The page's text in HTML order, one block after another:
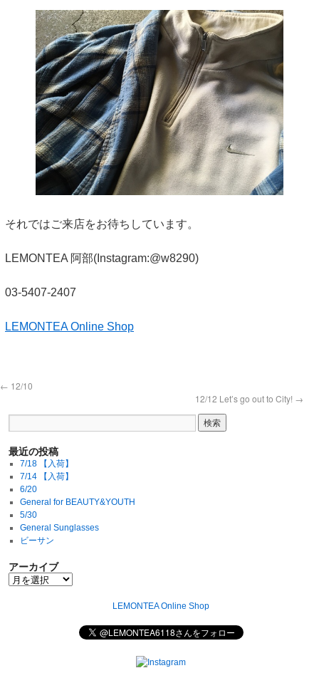
それではご来店をお待ちしています。
LEMONTEA 阿部(Instagram:@w8290)
03-5407-2407
LEMONTEA Online Shop
← 12/10
12/12 Let’s go out to City! →
最近の投稿
7/18 【入荷】
7/14 【入荷】
6/20
General for BEAUTY&YOUTH
5/30
General Sunglasses
ビーサン
アーカイブ
LEMONTEA Online Shop